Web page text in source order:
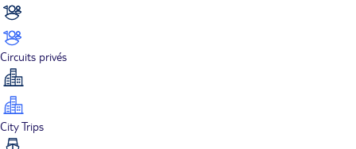
Circuits privés
City Trips